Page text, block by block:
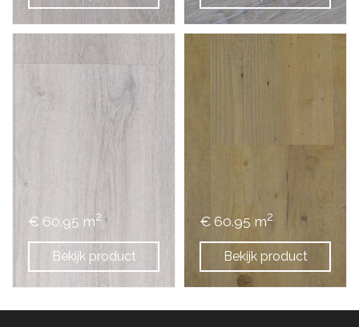
Bekijk product
€ 60.95 m2
Bekijk product
€ 60.95 m2